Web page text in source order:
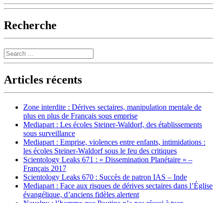
Recherche
Search
Articles récents
Zone interdite : Dérives sectaires, manipulation mentale de
plus en plus de Français sous emprise
Mediapart : Les écoles Steiner-Waldorf, des établissements
sous surveillance
Mediapart : Emprise, violences entre enfants, intimidations :
les écoles Steiner-Waldorf sous le feu des critiques
Scientology Leaks 671 : « Dissemination Planétaire » –
Français 2017
Scientology Leaks 670 : Succès de patron IAS – Inde
Mediapart : Face aux risques de dérives sectaires dans l’Église
évangélique, d’anciens fidèles alertent